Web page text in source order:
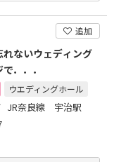
追加
れないウェディング
．．．
ウエディングホール
JR奈良線 宇治駅